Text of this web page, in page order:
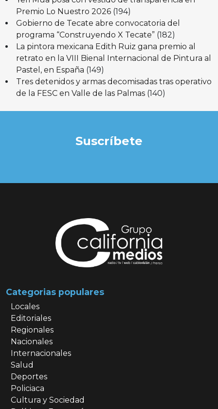
Premio Lo Nuestro 2026 (194)
Gobierno de Tecate abre convocatoria del
programa “Construyendo X Tecate” (182)
La pintora mexicana Edith Ruiz gana premio al
retrato en la VIII Bienal Internacional de Pintura al
Pastel, en España (149)
Tres detenidos y armas decomisadas tras operativo
de la FESC en Valle de las Palmas (140)
Suscríbete
Categorias populares
Locales
Editoriales
Regionales
Nacionales
Internacionales
Salud
Deportes
Policiaca
Cultura y Sociedad